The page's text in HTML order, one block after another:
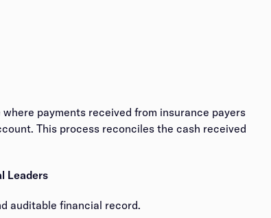
payments received from insurance payers
This process reconciles the cash received